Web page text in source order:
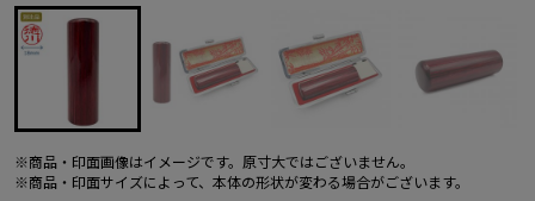
※商品・印面画像はイメージです。原寸大ではございません。
※商品・印面サイズによって、本体の形状が変わる場合がございます。